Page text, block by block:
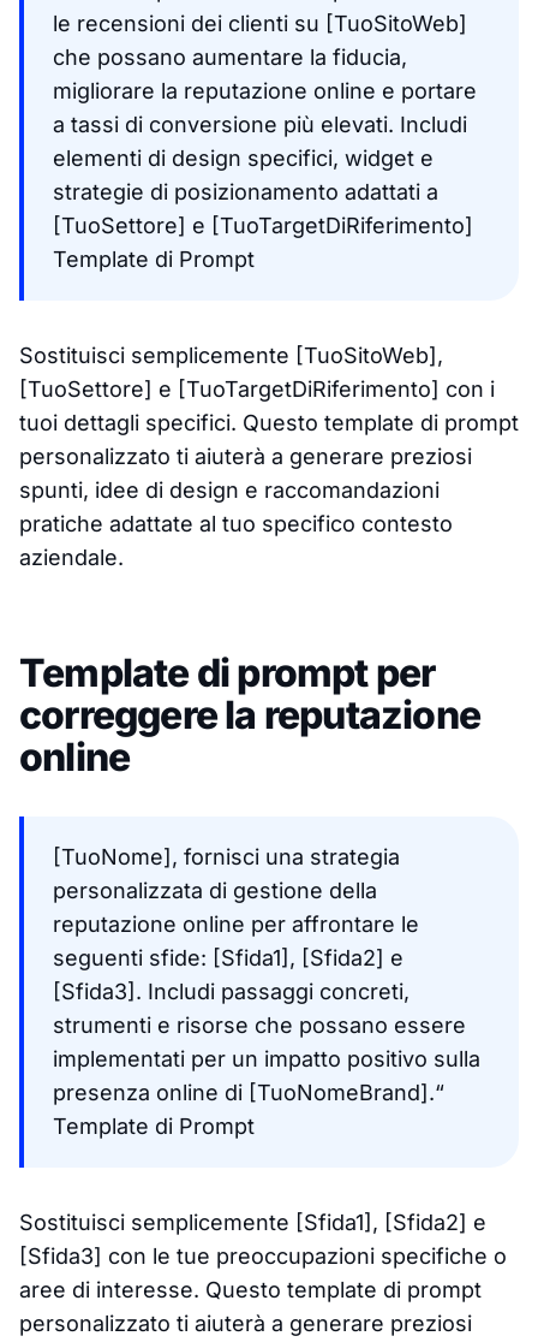
le recensioni dei clienti su [TuoSitoWeb]
che possano aumentare la fiducia,
migliorare la reputazione online e portare
a tassi di conversione più elevati. Includi
elementi di design specifici, widget e
strategie di posizionamento adattati a
[TuoSettore] e [TuoTargetDiRiferimento]
Template di Prompt
Sostituisci semplicemente [TuoSitoWeb],
[TuoSettore] e [TuoTargetDiRiferimento] con i
tuoi dettagli specifici. Questo template di prompt
personalizzato ti aiuterà a generare preziosi
spunti, idee di design e raccomandazioni
pratiche adattate al tuo specifico contesto
aziendale.
Template di prompt per
correggere la reputazione
online
[TuoNome], fornisci una strategia
personalizzata di gestione della
reputazione online per affrontare le
seguenti sfide: [Sfida1], [Sfida2] e
[Sfida3]. Includi passaggi concreti,
strumenti e risorse che possano essere
implementati per un impatto positivo sulla
presenza online di [TuoNomeBrand].“
Template di Prompt
Sostituisci semplicemente [Sfida1], [Sfida2] e
[Sfida3] con le tue preoccupazioni specifiche o
aree di interesse. Questo template di prompt
personalizzato ti aiuterà a generare preziosi